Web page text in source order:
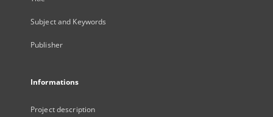
Subject and Keywords
Publisher
Informations
Project description